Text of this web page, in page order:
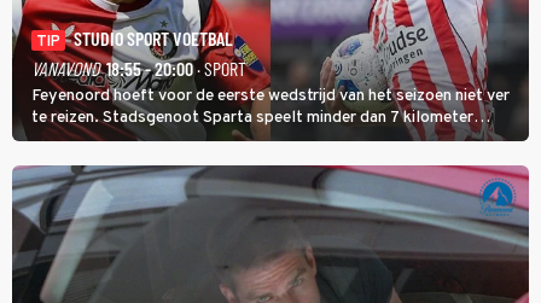
TIP
STUDIO SPORT VOETBAL
VANAVOND 18:55 - 20:00· SPORT
Feyenoord hoeft voor de eerste wedstrijd van het seizoen niet ver
te reizen. Stadsgenoot Sparta speelt minder dan 7 kilometer
verderop. Feyenoord trok de Spaanse spits Nacho Ferri aan van
KVC Westerlo uit België.